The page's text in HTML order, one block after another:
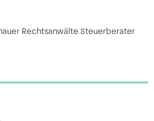
Rechtsanwälte Steuerberater